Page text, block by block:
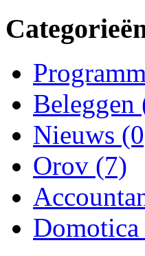
Beleggen
Nieuws
Orov (7)
Domotica